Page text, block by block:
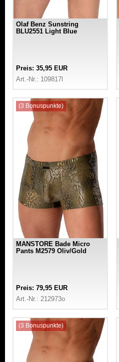
Olaf Benz Sunstring
BLU2551 Light Blue
Preis: 35,95 EUR
Art.-Nr.: 109817l
(3 Bonuspunkte)
MANSTORE Bade Micro
Pants M2579 Oliv/Gold
Preis: 79,95 EUR
Art.-Nr.: 212973o
(3 Bonuspunkte)